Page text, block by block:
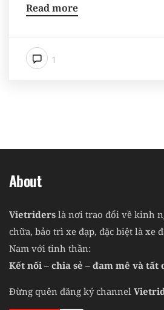
Read more
1
About
Vietriders là nơi trao đổi về kinh
chữa, bảo trì xe đạp, đặc biệt là xe
Nam với tinh thần:
Kết nối – chia sẻ – đam mê và tất
Đừng quên đăng ký channel